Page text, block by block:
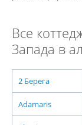
Все
Запада в
2 Берега
Adamaris